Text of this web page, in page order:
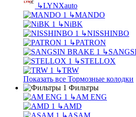
↳LYNXauto
↳MANDO
↳NiBK
↳NISSHINBO
↳PATRON
↳
↳STELLOX
↳TRW
Показать все Тормозные колодки
Фильтры
↳AM ENG
↳AMD
↳ ASAM